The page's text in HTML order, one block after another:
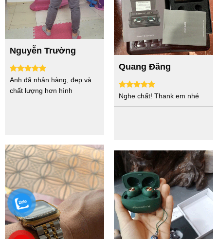
Nguyễn Trường
Anh đã nhận hàng, đẹp và
chất lượng hơn hình
Quang Đăng
Nghe chất! Thank em nhé